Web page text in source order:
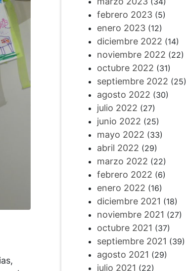
febrero 2023(5)
enero 2023(12)
diciembre 2022 (14)
noviembre 2022 (22)
octubre 2022 (31)
septiembre 2022 (25)
agosto 2022 (30)
julio 2022 (27)
junio 2022 (25)
mayo 2022 (33)
abril 2022 (29)
marzo 2022 (22)
febrero 2022 (6)
enero 2022 (16)
diciembre 2021 (18)
noviembre 2021 (27)
octubre 2021 (37)
septiembre 2021 (39)
agosto 2021 (29)
julio 2021 (22)